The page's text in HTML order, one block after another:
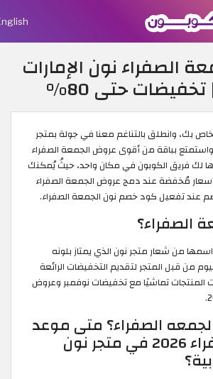
نون الإمارات
80%
معنا في جولة بمتجر
من أقوى عروض الجمعة الصفراء
الكوبون في مكان واحد، حيثُ يُمكنك
دمج عروض الجمعة الصفراء
خصم نون الجمعة الصفراء.
نون الذي يمتاز بلونه
لتقديم التخفيضات الرائعة
مع تخفيضات نوفمبر وعروض
متى موعد
الصفراء 2026 في متجر نون